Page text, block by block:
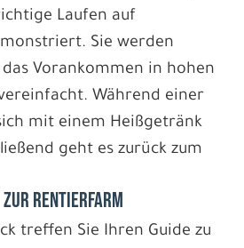
Laufen auf
Sie werden
das Vorankommen in hohen
Während einer
mit einem Heißgetränk
geht es zurück zum
RENTIERFARM
treffen Sie Ihren Guide zu